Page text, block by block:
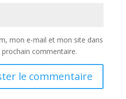
mon e-mail et mon site dans
commentaire.